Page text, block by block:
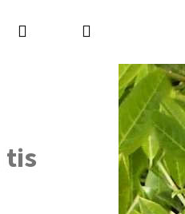
Jak nakupovat
PřihlášeníNákupní
košík
tis